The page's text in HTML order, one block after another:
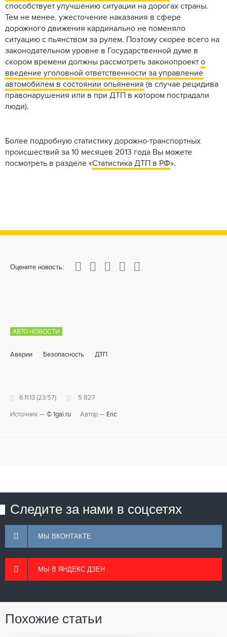
способствует улучшению ситуации на дорогах страны.
Тем не менее, ужесточение наказания в сфере
дорожного движения кардинально не поменяло
ситуацию с пьянством за рулем. Поэтому скорее всего на
законодательном уровне в Государственной думе в
скором времени должны рассмотреть законопроект о
введение уголовной ответственности за управление
автомобилем в состоянии опьянения (в случае рецидива
правонарушения или в при ДТП в котором пострадали
люди).
Более подробную статистику дорожно-транспортных
происшествий за 10 месяцев 2013 года Вы можете
посмотреть в разделе «Статистика ДТП в РФ».
Оцените новость:
0
1 3 4 5
АВТО НОВОСТИ
Аварии Безопасность ДТП
6.11.13 (23:57) 5 827
Источник — © 1gai.ru Автор — Eric
Следите за нами в соцсетях
МЫ ВКОНТАКТЕ
МЫ В ЯНДЕКС ДЗЕН
Похожие статьи